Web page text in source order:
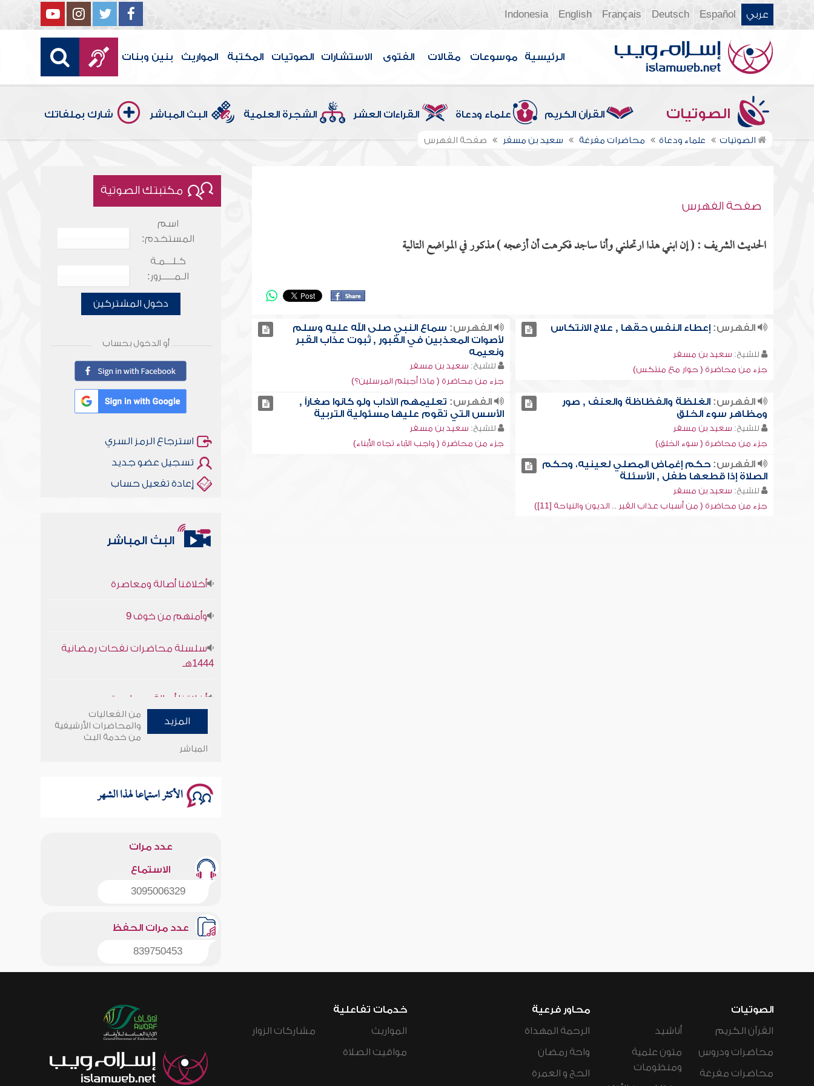
عربي Español
Deutsch
Français
English
Indonesia
الرئيسية موسوعات مقالات الفتوى الاستشارات الصوتيات المكتبة المواريث بنين وبنات
الصوتيات القرآن الكريم علماء ودعاة القراءات العشر الشجرة العلمية البث المباشر شارك بملفاتك
الصوتيات علماء ودعاة محاضرات مفرغة سعيد بن مسفر صفحة الفهرس
صفحة الفهرس
الحديث الشريف : ( إن ابني هذا ارتحلني وأنا ساجد فكرهت أن أزعجه ) مذكور في المواضع التالية
الفهرس:إعطاء النفس حقها , علاج الانتكاس
للشيخ: سعيد بن مسفر
جزء من محاضرة ( حوار مع منتكس)
الفهرس: سماع النبي صلى الله عليه وسلم
لأصوات المعذبين في القبور , ثبوت عذاب القبر
ونعيمه
للشيخ: سعيد بن مسفر
جزء من محاضرة ( ماذا أجبتم المرسلين؟)
الفهرس:الغلظة والفظاظة والعنف , صور
ومظاهر سوء الخلق
للشيخ: سعيد بن مسفر
جزء من محاضرة ( سوء الخلق)
الفهرس: تعليمهم الآداب ولو كانوا صغاراً ,
الأسس التي تقوم عليها مسئولية التربية
للشيخ: سعيد بن مسفر
جزء من محاضرة ( واجب الآباء تجاه الأبناء)
الفهرس:حكم إغماض المصلي لعينيه، وحكم
الصلاة إذا قطعها طفل , الأسئلة
للشيخ: سعيد بن مسفر
جزء من محاضرة ( من أسباب عذاب القبر .. الديون والنياحة [11])
مكتبتك الصوتية
اسم
المستخدم:
كـلـــمـة
الـمـــــرور:
دخول المشتركين
أو الدخول بحساب
استرجاع الرمز السري
تسجيل عضو جديد
إعادة تفعيل حساب
البث المباشر
1444هـ
وأمنهم من خوف 9
سلسلة محاضرات نفحات رمضانية
المزيد
من الفعاليات
والمحاضرات الأرشيفية
من خدمة البث
المباشر
الأكثر استماعا لهذا الشهر
عدد مرات
الاستماع
3095006329
عدد مرات الحفظ
839750453
الصوتيات
القرآن الكريم
محاضرات ودروس
محاضرات مفرغة
أناشيد
متون علمية
ومنظومات
محاور فرعية
الرحمة المهداة
واحة رمضان
الحج و العمرة
خدمات تفاعلية
المواريث
مواقيت الصلاة
مشاركات الزوار